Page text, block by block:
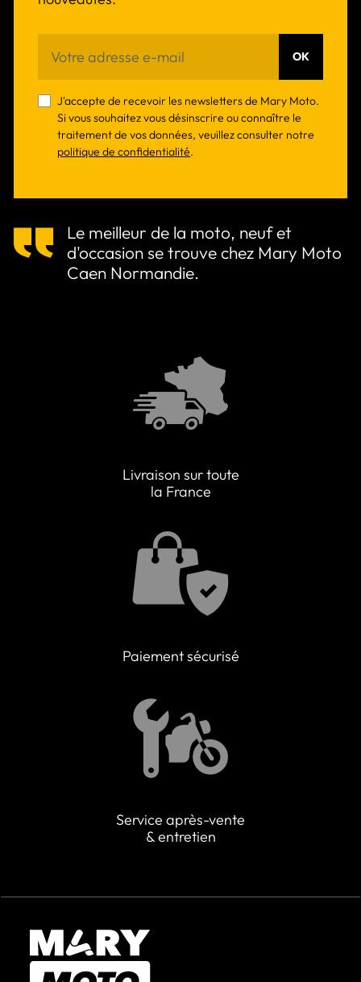
OK
J'accepte de recevoir les newsletters de Mary Moto.
Si vous souhaitez vous désinscrire ou connaître le
traitement de vos données, veuillez consulter notre
politique de confidentialité.
Le meilleur de la moto, neuf et
d'occasion se trouve chez Mary Moto
Caen Normandie.
Livraison sur toute
la France
Paiement sécurisé
Service après-vente
& entretien